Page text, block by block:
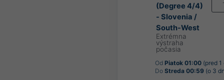
(Degree 4/4)
- Slovenia /
South-West
Extrémna
výstraha
počasia
Od Piatok 01:00 (pred 1
Do Streda 00:59 (o 3